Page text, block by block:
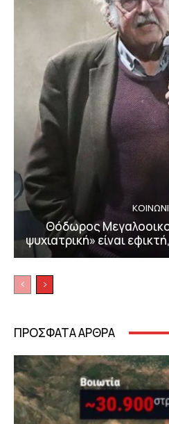
Θόδωρος
ψυχιατρική» είναι
ΠΡΟΣΦΑΤΑ ΑΡΘΡΑ